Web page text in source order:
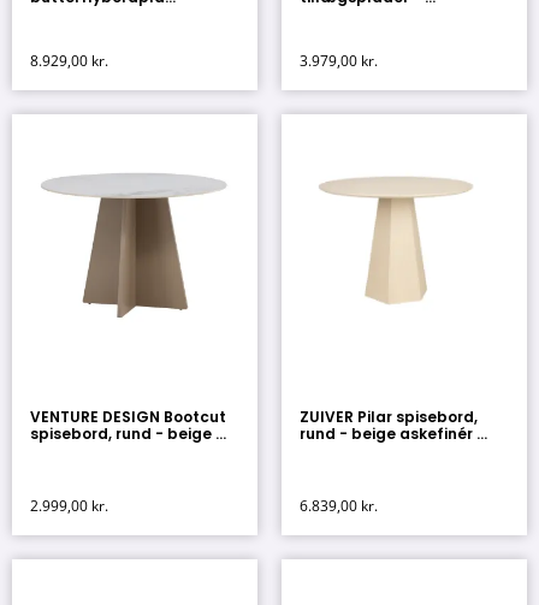
8.929,00 kr. 3.979,00 kr.
VENTURE DESIGN Bootcut
spisebord, rund - beige ...
2.999,00 kr.
ZUIVER Pilar spisebord,
rund - beige askefinér ...
6.839,00 kr.